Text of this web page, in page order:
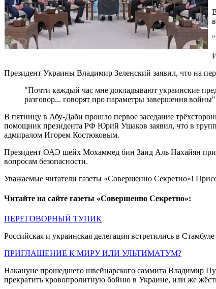
Президент Украины Владимир Зеленский заявил, что на
"Почти каждый час мне докладывают украинские
разговор... говорят про параметры завершения
В пятницу в Абу-Даби прошло первое заседание
помощник президента РФ Юрий Ушаков заявил, что в
адмиралом Игорем Костюковым.
Президент ОАЭ шейх Мохаммед бин Заид Аль Нахайян
вопросам безопасности.
Уважаемые читатели газеты «Совершенно Секретно»!
Читайте на сайте газеты «Совершенно Секретно»:
ПЕРЕГОВОРНЫЙ ТУПИК
Российская и украинская делегация встретились в
ПРИГЛАШЕНИЕ К МИРУ ИЛИ УЛЬТИМАТУМ?
Накануне прошедшего швейцарского саммита Владимир
прекратить кровопролитную бойню в Украине, или же